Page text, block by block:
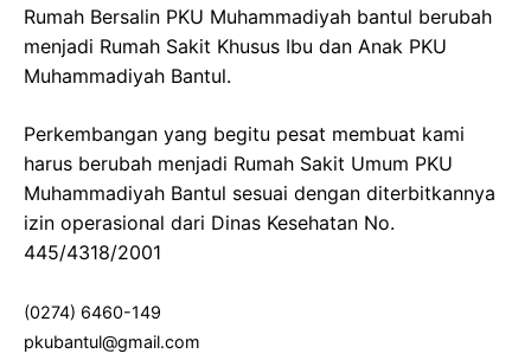
Rumah Bersalin PKU Muhammadiyah bantul berubah
menjadi Rumah Sakit Khusus Ibu dan Anak PKU
Muhammadiyah Bantul.
Perkembangan yang begitu pesat membuat kami
harus berubah menjadi Rumah Sakit Umum PKU
Muhammadiyah Bantul sesuai dengan diterbitkannya
izin operasional dari Dinas Kesehatan No.
445/4318/2001
(0274) 6460-149
pkubantul@gmail.com